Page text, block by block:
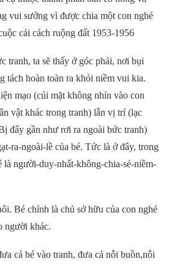
vui sướng vì được chia một con nghé
cải cách ruộng đất 1953-1956
tranh, ta sẽ thấy ở góc phải, nơi bụi
tách hoàn toàn ra khỏi niềm vui kia.
mạo (cúi mặt không nhỉn vào con
vật khác trong tranh) lẫn vị trí (lạc
đẩy gần như rơi ra ngoài bức tranh)
ra-ngoài-lề của bé. Tức là ở đây, trong
là người-duy-nhất-không-chia-sẻ-niềm-
Bé chính là chủ sở hữu của con nghé
người khác.
cả bé vào tranh, đưa cả nỗi buồn,nỗi